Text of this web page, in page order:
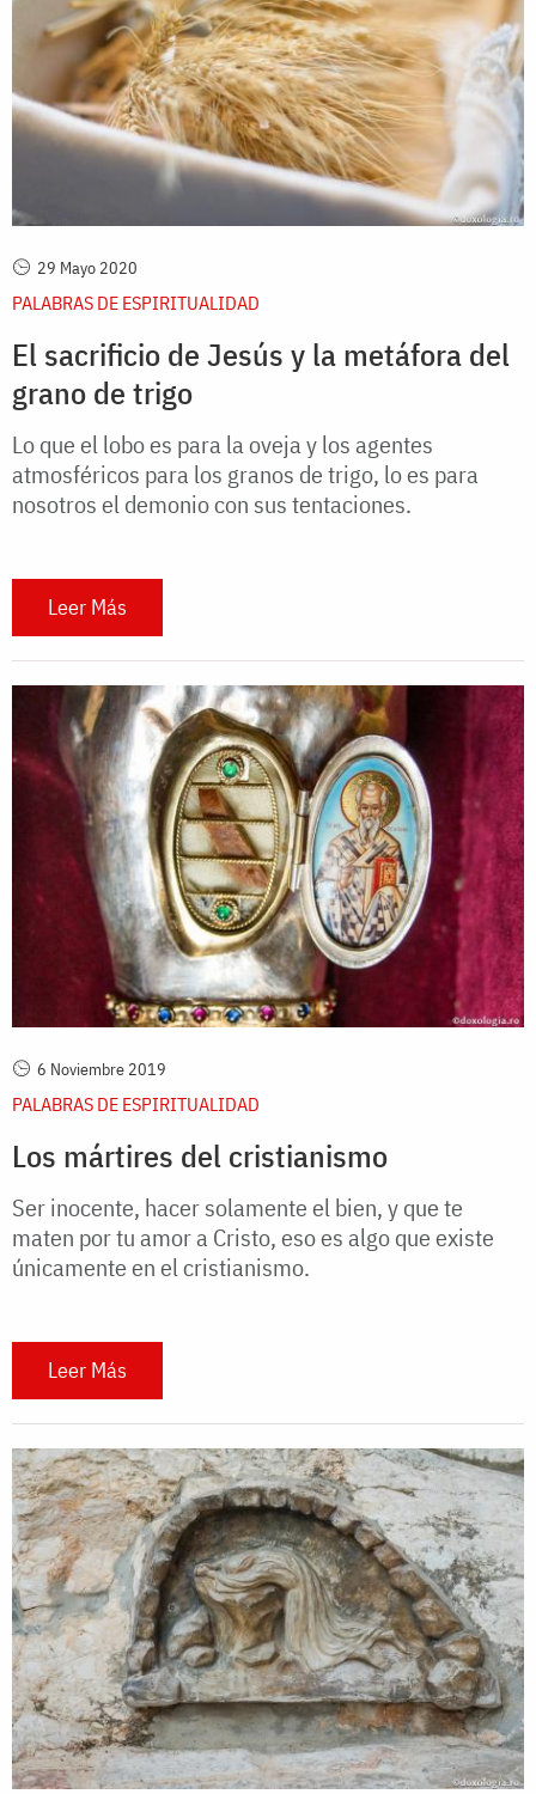
29 Mayo 2020
PALABRAS DE ESPIRITUALIDAD
El sacrificio de Jesús y la metáfora del
grano de trigo
Lo que el lobo es para la oveja y los agentes
atmosféricos para los granos de trigo, lo es para
nosotros el demonio con sus tentaciones.
Leer Más
6 Noviembre 2019
PALABRAS DE ESPIRITUALIDAD
Los mártires del cristianismo
Ser inocente, hacer solamente el bien, y que te
maten por tu amor a Cristo, eso es algo que existe
únicamente en el cristianismo.
Leer Más